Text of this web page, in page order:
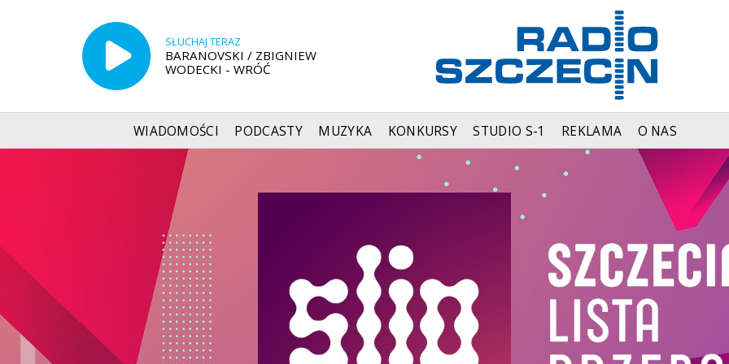
SŁUCHAJ TERAZ
BARANOVSKI / ZBIGNIEW
WODECKI - WRÓĆ
WIADOMOŚCI PODCASTY MUZYKA KONKURSY STUDIO S-1 REKLAMA O NAS